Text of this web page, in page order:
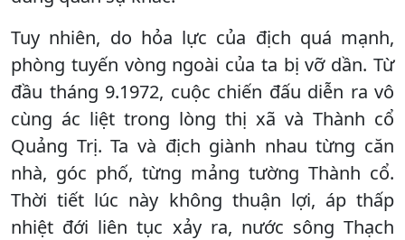
Tuy nhiên, do hỏa lực của địch quá mạnh,
phòng tuyến vòng ngoài của ta bị vỡ dần. Từ
đầu tháng 9.1972, cuộc chiến đấu diễn ra vô
cùng ác liệt trong lòng thị xã và Thành cổ
Quảng Trị. Ta và địch giành nhau từng căn
nhà, góc phố, từng mảng tường Thành cổ.
Thời tiết lúc này không thuận lợi, áp thấp
nhiệt đới liên tục xảy ra, nước sông Thạch